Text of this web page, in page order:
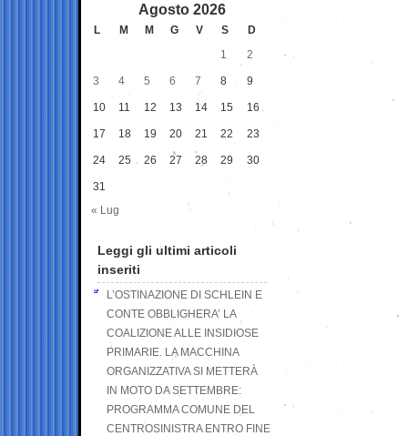
Agosto 2026
L M M G V S
D
1
2
3 4 5 6 7 8 9
10 11 12 13 14 15 16
17 18 19 20 21 22 23
24 25 26 27 28 29 30
31
« Lug
Leggi gli ultimi articoli
inseriti
L’OSTINAZIONE DI SCHLEIN E
CONTE OBBLIGHERA’ LA
COALIZIONE ALLE INSIDIOSE
PRIMARIE. LA MACCHINA
ORGANIZZATIVA SI METTERÀ
IN MOTO DA SETTEMBRE:
PROGRAMMA COMUNE DEL
CENTROSINISTRA ENTRO FINE